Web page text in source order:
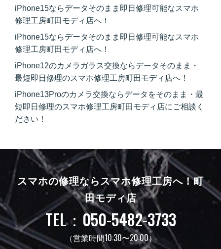
iPhone15ならデータそのまま即日修理可能なスマホ
修理工房町田モディ店へ！
iPhone15ならデータそのまま即日修理可能なスマホ
修理工房町田モディ店へ！
iPhone12のカメラガラス交換ならデータそのまま・
最短即日修理のスマホ修理工房町田モディ店へ！
iPhone13Proのカメラ交換ならデータをそのまま・最
短即日修理のスマホ修理工房町田モディ店にご相談く
ださい！
スマホの修理ならスマホ修理工房へ！町
田モディ店
TEL：050-5482-3733
（営業時間10:30〜20:00）